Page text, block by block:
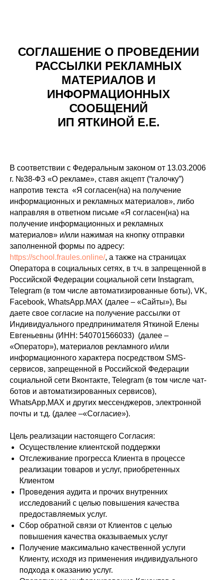
СОГЛАШЕНИЕ О ПРОВЕДЕНИИ
РАССЫЛКИ РЕКЛАМНЫХ
МАТЕРИАЛОВ И
ИНФОРМАЦИОННЫХ
СООБЩЕНИЙ
ИП ЯТКИНОЙ Е.Е.
В соответствии с Федеральным законом от 13.03.2006
г. №38-ФЗ «О рекламе», ставя акцепт (“галочку”)
напротив текста «Я согласен(на) на получение
информационных и рекламных материалов», либо
направляя в ответном письме «Я согласен(на) на
получение информационных и рекламных
материалов» и/или нажимая на кнопку отправки
заполненной формы по адресу:
https://school.fraules.online/, а также на страницах
Оператора в социальных сетях, в т.ч. в запрещенной в
Российской Федерации социальной сети Instagram,
Telegram (в том числе автоматизированные боты), VK,
Facebook, WhatsApp.MAX (далее – «Сайты»), Вы
даете свое согласие на получение рассылки от
Индивидуального предпринимателя Яткиной Елены
Евгеньевны (ИНН: 540701566033) (далее –
«Оператор»), материалов рекламного и/или
информационного характера посредством SMS-
сервисов, запрещенной в Российской Федерации
социальной сети Вконтакте, Telegram (в том числе чат-
ботов и автоматизированных сервисов),
WhatsApp,MAX и других мессенджеров, электронной
почты и т.д. (далее –«Согласие»).
Цель реализации настоящего Согласия:
Осуществление клиентской поддержки
Отслеживание прогресса Клиента в процессе
реализации товаров и услуг, приобретенных
Клиентом
Проведения аудита и прочих внутренних
исследований с целью повышения качества
предоставляемых услуг.
Сбор обратной связи от Клиентов с целью
повышения качества оказываемых услуг
Получение максимально качественной услуги
Клиенту, исходя из применения индивидуального
подхода к оказанию услуг.